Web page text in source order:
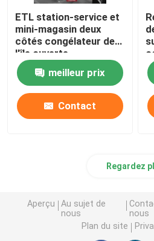
ETL station-service et
mini-magasin deux
côtés congélateur de
l'île ouverte
meilleur prix
Contact
Regardez
Aperçu
Au sujet de
nous
nous
Plan du site